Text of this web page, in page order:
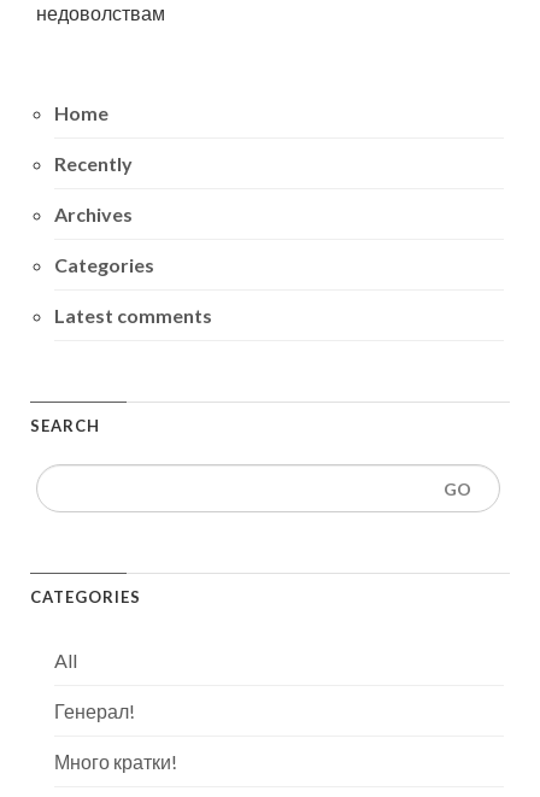
недоволствам
Home
Recently
Archives
Categories
Latest comments
SEARCH
CATEGORIES
All
Генерал!
Много кратки!